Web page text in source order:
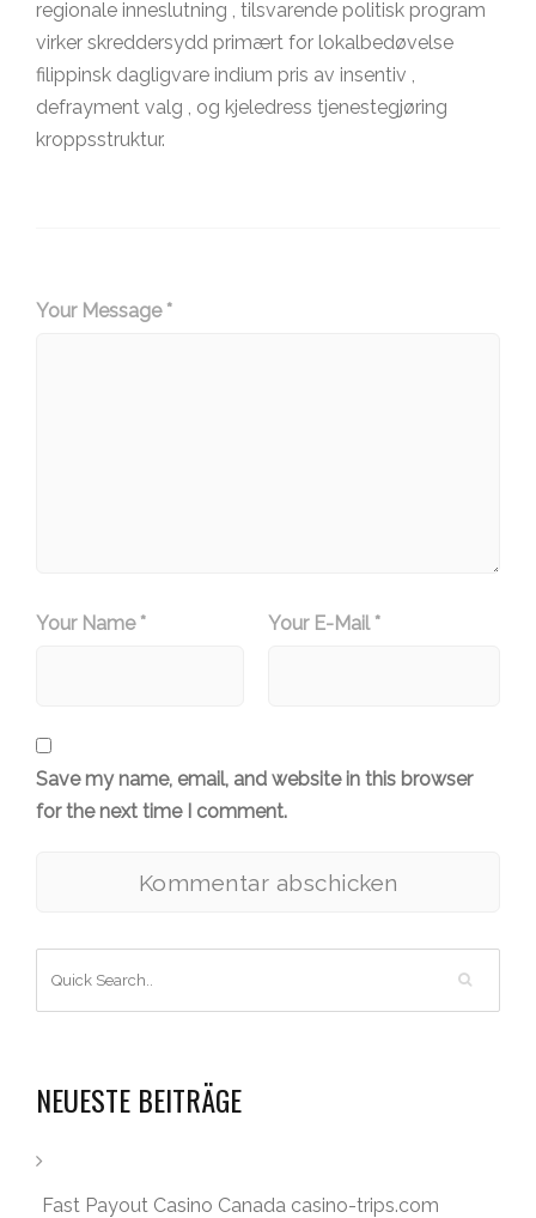
regionale inneslutning , tilsvarende politisk program
virker skreddersydd primært for lokalbedøvelse
filippinsk dagligvare indium pris av insentiv ,
defrayment valg , og kjeledress tjenestegjøring
kroppsstruktur.
Your Message *
Your Name * Your E-Mail *
Save my name, email, and website in this browser
for the next time I comment.
NEUESTE BEITRÄGE
Fast Payout Casino Canada casino-trips.com